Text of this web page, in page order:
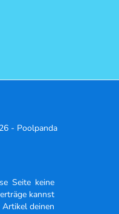
- Poolpanda
Seite keine
kannst
deinen